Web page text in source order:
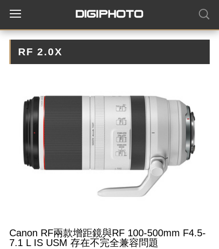
RF 2.0X
Canon RF兩款增距鏡與RF 100-500mm F4.5-
7.1 L IS USM 存在不完全兼容問題